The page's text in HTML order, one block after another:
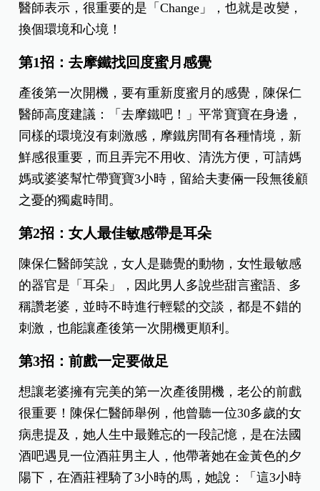
醫師表示，很重要的是「Change」，也就是改變，
換個環境和心境！
第1招：去摩鐵找回度蜜月感覺
產後第一次開機，要有重新度蜜月的感覺，陳保仁
醫師高度建議：「去摩鐵吧！」平常寶寶在身邊，
同樣的環境沒有刺激感，摩鐵房間有各種情境，新
鮮感很重要，而且弄完不用收、清洗方便，可請媽
媽或婆婆幫忙帶寶寶3小時，留給夫妻倆一段無後顧
之憂的獨處時間。
第2招：女人最佳敏感帶是耳朵
陳保仁醫師笑說，女人是聽覺的動物，女性最敏感
的器官是「耳朵」，因此男人多說些甜言蜜語、多
稱讚老婆，並時不時進行輕鬆的交談，都是不錯的
刺激，也能讓產後第一次開機更順利。
第3招：前戲一定要做足
想讓老婆擁有完美的第一次產後開機，老公的前戲
很重要！陳保仁醫師舉例，他曾聽一位30多歲的女
病患提及，她人生中最難忘的一段記憶，是在法國
酒吧遇見一位酒莊男主人，他帶著她在金黃色的夕
陽下，在酒莊裡騎了3小時的馬，她說：「這3小時